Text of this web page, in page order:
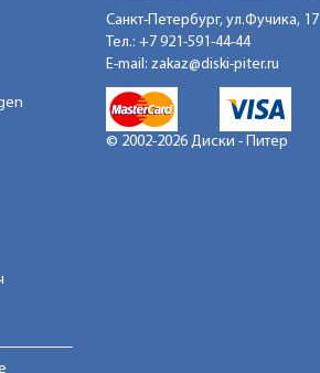
Санкт-Петербург, ул.Фучика, 17
Тел.: +7 921-591-44-44
E-mail: zakaz@diski-piter.ru
© 2002-2026 Диски - Питер